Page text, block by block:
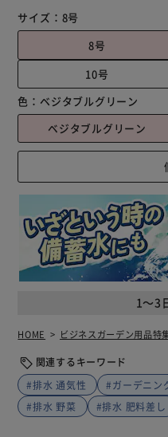
サイズ： 8号
8号
10号
色： ベジタブルグリーン
ベジタブルグリーン
1～3
HOME ビジネスガーデン用品特
関連するキーワード
#排水 通気性
#ガーデニン
#排水 野菜
#排水 肥料差し